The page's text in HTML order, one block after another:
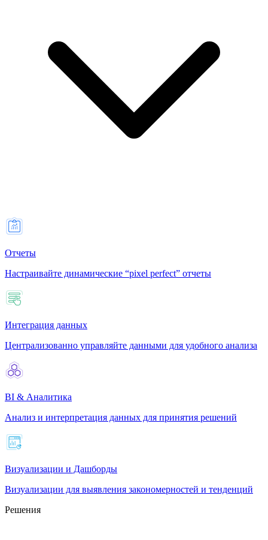
Отчеты
Настраивайте динамические “pixel perfect” отчеты
Интеграция данных
Централизованно управляйте данными для удобного анализа
BI & Аналитика
Анализ и интерпретация данных для принятия решений
Визуализации и Дашборды
Визуализации для выявления закономерностей и тенденций
Решения